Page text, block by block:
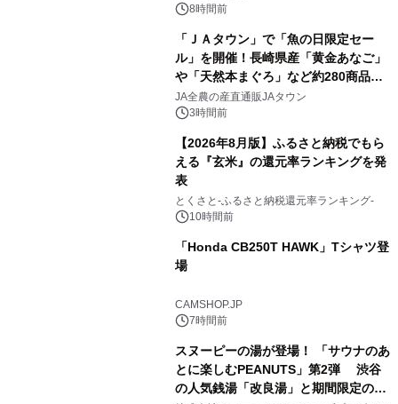
スの2施設で
8時間前
「ＪＡタウン」で「魚の日限定セー
ル」を開催！長崎県産「黄金あなご」
や「天然本まぐろ」など約280商品を
販売！～毎月１０日の定例企画～
JA全農の産直通販JAタウン
3時間前
【2026年8月版】ふるさと納税でもら
える『玄米』の還元率ランキングを発
表
とくさと-ふるさと納税還元率ランキング-
10時間前
「Honda CB250T HAWK」Tシャツ登
場
CAMSHOP.JP
7時間前
スヌーピーの湯が登場！ 「サウナのあ
とに楽しむPEANUTS」第2弾 渋谷
の人気銭湯「改良湯」と期間限定のコ